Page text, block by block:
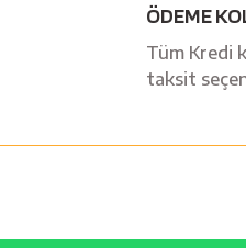
ÖDEME
Tüm Kredi
taksit